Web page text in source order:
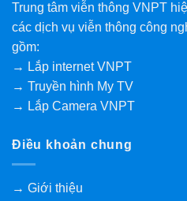
Trung tâm viễn thông VNPT
các dịch vụ viễn thông công
gồm:
→ Lắp internet VNPT
→ Truyền hình My TV
→ Lắp Camera VNPT
Điều khoản chung
→ Giới thiệu